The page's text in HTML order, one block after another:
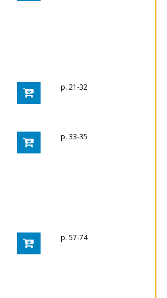
p. 21-32
p. 33-35
p. 57-74